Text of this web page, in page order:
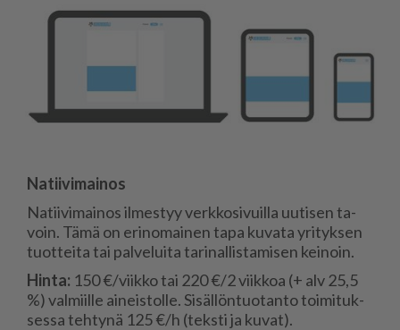
Na­tii­vi­mai­nos
Na­tii­vi­mai­nos il­mes­tyy verk­ko­si­vuil­la uu­ti­sen ta­
voin. Tämä on eri­no­mai­nen tapa ku­va­ta yri­tyk­sen
tuot­tei­ta tai pal­ve­lui­ta ta­ri­nal­lis­ta­mi­sen kei­noin.
Hin­ta: 150 €/viik­ko tai 220 €/2 viik­koa (+ alv 25,5
%) val­miil­le ai­neis­tol­le. Si­säl­lön­tuo­tan­to toi­mi­tuk­
ses­sa teh­ty­nä 125 €/h (teks­ti ja ku­vat).